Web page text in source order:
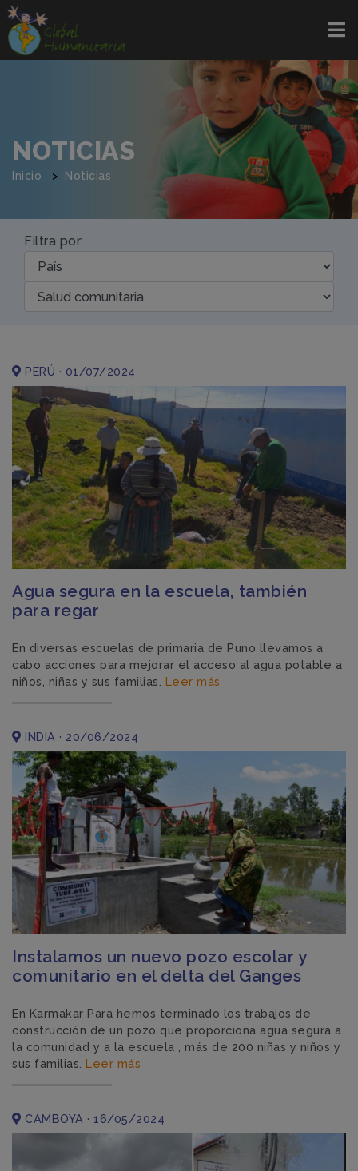
NOTICIAS
Inicio Noticias
Filtra por:
PERÚ · 01/07/2024
Agua segura en la escuela, también
para regar
En diversas escuelas de primaria de Puno llevamos a
cabo acciones para mejorar el acceso al agua potable a
niños, niñas y sus familias. Leer más
INDIA · 20/06/2024
Instalamos un nuevo pozo escolar y
comunitario en el delta del Ganges
En Karmakar Para hemos terminado los trabajos de
construcción de un pozo que proporciona agua segura a
la comunidad y a la escuela , más de 200 niñas y niños y
sus familias. Leer más
CAMBOYA · 16/05/2024